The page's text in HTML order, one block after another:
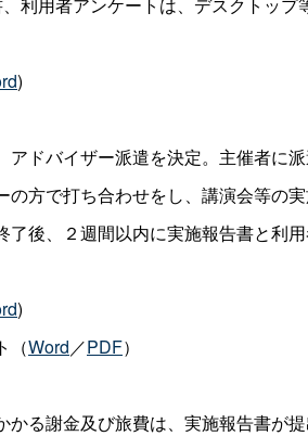
)
アドバイザー派遣を決定。主催者に
の方で打ち合わせをし、講演会等の実
了後、２週間以内に実施報告書と利
)
（Word／PDF）
かる謝金及び旅費は、実施報告書が